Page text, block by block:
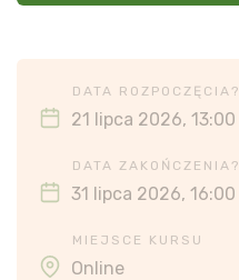
DATA ROZPOCZĘCIA?
21 lipca 2026, 13:00
DATA ZAKOŃCZENIA?
31 lipca 2026, 16:00
MIEJSCE KURSU
Online